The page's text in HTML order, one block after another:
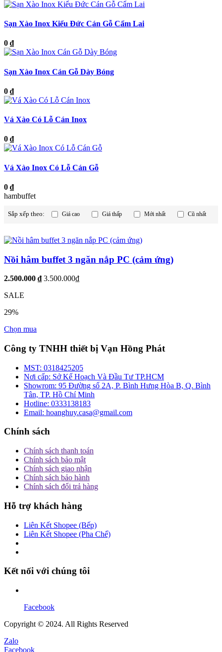
Sạn Xào Inox Kiểu Đức Cán Gỗ Cẩm Lai
0 ₫
Sạn Xào Inox Cán Gỗ Dày Bóng
0 ₫
Vá Xào Có Lỗ Cán Inox
0 ₫
Vá Xào Inox Có Lỗ Cán Gỗ
0 ₫
hambuffet
Sắp xếp theo: Giá cao Giá thấp Mới nhất Cũ nhất
Nồi hâm buffet 3 ngăn nắp PC (cảm ứng)
2.500.000 ₫ 3.500.000₫
SALE
29%
Chọn mua
Công ty TNHH thiết bị Vạn Hồng Phát
MST: 0318425205
Nơi cấp: Sở Kế Hoạch Và Đầu Tư TP.HCM
Showrom: 95 Đường số 2A, P. Bình Hưng Hòa B, Q. Bình
Tân, TP. Hồ Chí Minh
Hotline: 0333138183
Email: hoanghuy.casa@gmail.com
Chính sách
Chính sách thanh toán
Chính sách bảo mật
Chính sách giao nhận
Chính sách bảo hành
Chính sách đổi trả hàng
Hỗ trợ khách hàng
Liên Kết Shopee (Bếp)
Liên Kết Shopee (Pha Chế)
Kết nối với chúng tôi
Facebook
Copyright © 2024. All Rights Reserved
Zalo
Facebook